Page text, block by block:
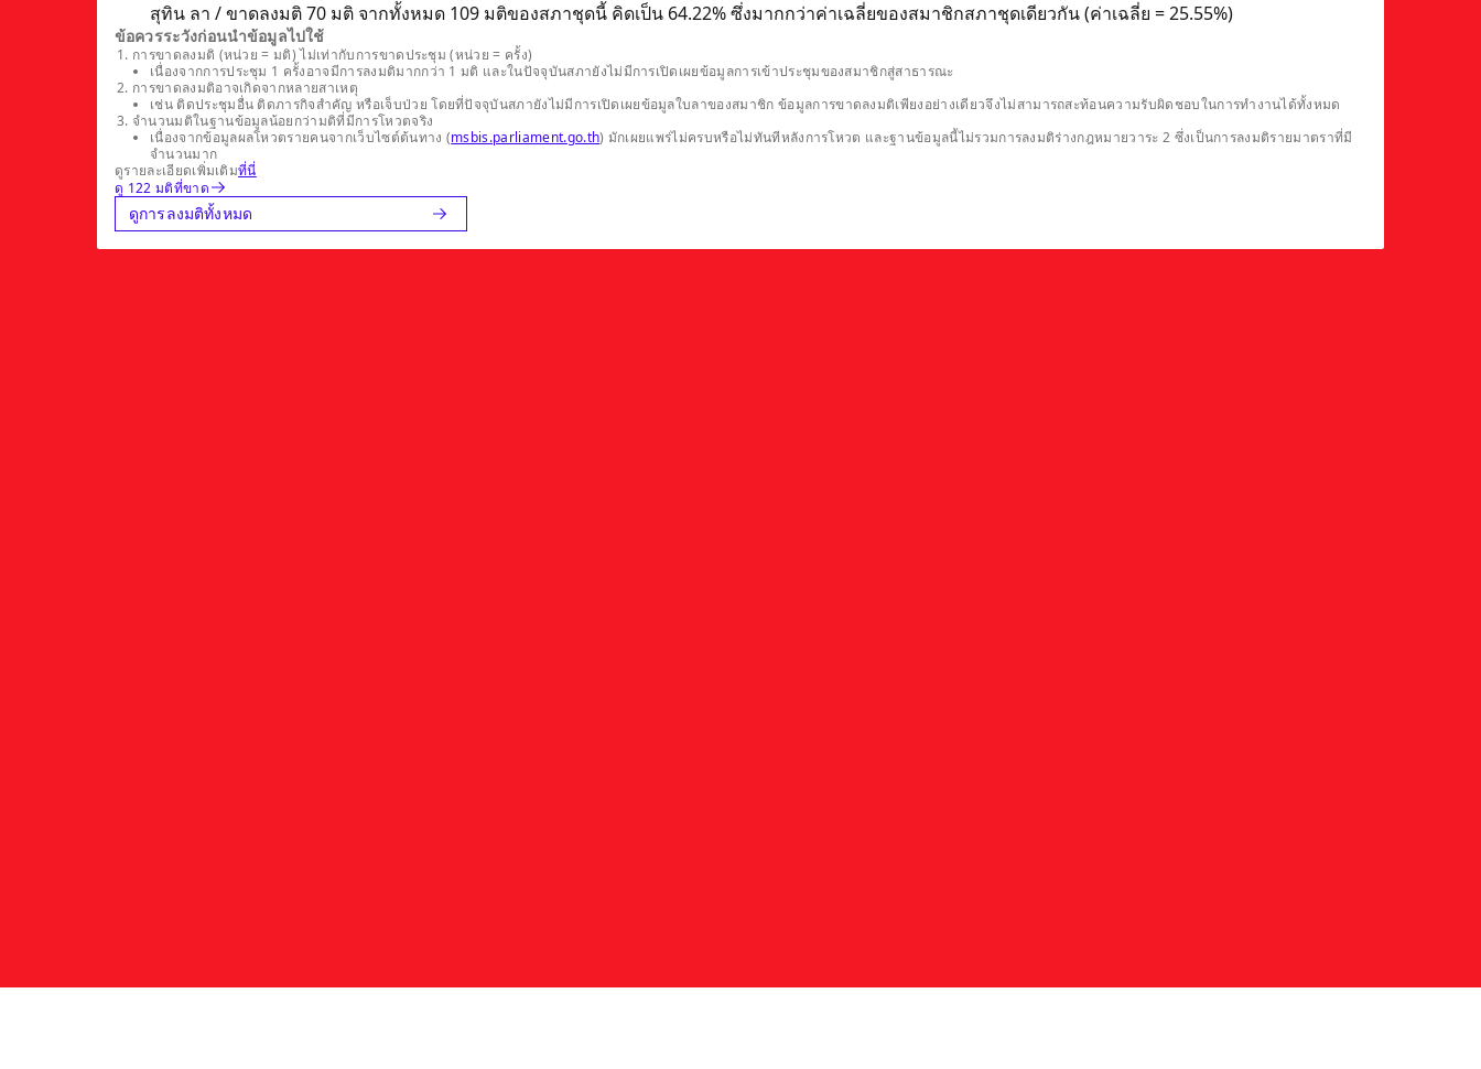
สุทิน ลา / ขาดลงมติ 70 มติ จากทั้งหมด 109 มติของสภาชุดนี้ คิดเป็น 64.22% ซึ่งมากกว่าค่าเฉลี่ยของสมาชิกสภาชุดเดียวกัน (ค่าเฉลี่ย = 25.55%)
ข้อควรระวังก่อนนำข้อมูลไปใช้
การขาดลงมติ (หน่วย = มติ) ไม่เท่ากับการขาดประชุม (หน่วย = ครั้ง)
เนื่องจากการประชุม 1 ครั้งอาจมีการลงมติมากกว่า 1 มติ และในปัจจุบันสภายังไม่มีการเปิดเผยข้อมูลการเข้าประชุมของสมาชิกสู่สาธารณะ
การขาดลงมติอาจเกิดจากหลายสาเหตุ
เช่น ติดประชุมอื่น ติดภารกิจสำคัญ หรือเจ็บป่วย โดยที่ปัจจุบันสภายังไม่มีการเปิดเผยข้อมูลใบลาของสมาชิก ข้อมูลการขาดลงมติเพียงอย่างเดียวจึงไม่สามารถสะท้อนความรับผิดชอบในการทำงานได้ทั้งหมด
จำนวนมติในฐานข้อมูลน้อยกว่ามติที่มีการโหวตจริง
เนื่องจากข้อมูลผลโหวตรายคนจากเว็บไซต์ต้นทาง (msbis.parliament.go.th) มักเผยแพร่ไม่ครบหรือไม่ทันทีหลังการโหวต และฐานข้อมูลนี้ไม่รวมการลงมติร่างกฎหมายวาระ 2 ซึ่งเป็นการลงมติรายมาตราที่มี
จำนวนมาก
ดูรายละเอียดเพิ่มเติมที่นี่
ดู 122 มติที่ขาด
ดูการลงมติทั้งหมด